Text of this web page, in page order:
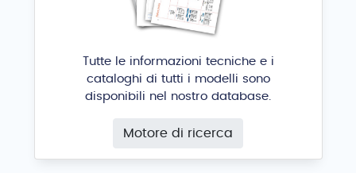
Tutte le informazioni tecniche e i
cataloghi di tutti i modelli sono
disponibili nel nostro database.
Motore di ricerca